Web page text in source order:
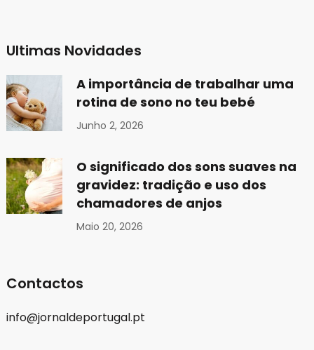
Ultimas Novidades
A importância de trabalhar uma
rotina de sono no teu bebé
Junho 2, 2026
O significado dos sons suaves na
gravidez: tradição e uso dos
chamadores de anjos
Maio 20, 2026
Contactos
info@jornaldeportugal.pt